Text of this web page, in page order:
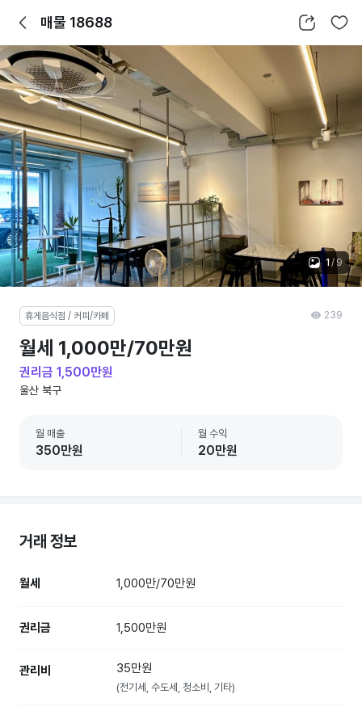
뒤로가기매물 18688 공유하기 찜하기
1 / 9
휴게음식점 / 커피/카페
월세 1,000만/70만원
권리금 1,500만원
울산 북구
월 매출
350만원
월 수익
20만원
239
거래 정보
월세 1,000만/70만원
권리금 1,500만원
관리비 35만원
(전기세, 수도세, 청소비, 기타)